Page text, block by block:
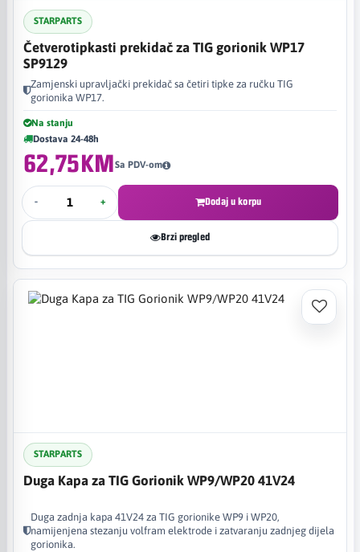
STARPARTS
Četverotipkasti prekidač za TIG gorionik WP17
SP9129
Zamjenski upravljački prekidač sa četiri tipke za ručku TIG
gorionika WP17.
Na stanju
Dostava 24-48h
62,75KMSa PDV-om
- + Dodaj u korpu
Brzi pregled
STARPARTS
Duga Kapa za TIG Gorionik WP9/WP20 41V24
Duga zadnja kapa 41V24 za TIG gorionike WP9 i WP20,
namijenjena stezanju volfram elektrode i zatvaranju zadnjeg dijela
gorionika.